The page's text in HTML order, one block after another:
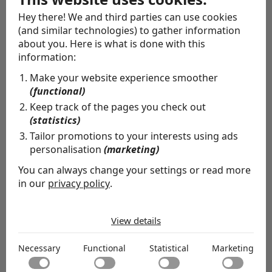
Hey there! We and third parties can use cookies
(and similar technologies) to gather information
about you. Here is what is done with this
information:
Make your website experience smoother
(functional)
Keep track of the pages you check out
(statistics)
Tailor promotions to your interests using ads
personalisation(marketing)
You can always change your settings or read more
in our privacy policy.
Necessary cookies help make a website usable by
enabling basic functions like page navigation and access
to secure areas of the website. The website cannot
Functional
Functional cookies enable a website to remember
View details
Necessary Functional Statistical Marketing
voorzitter. De gespreksleider heeft daarnaast ruime
ervaring met bewezen effectieve intervisie
methodieken in combinatie met persoonlijke kennis en
vaardigheden op het gebied van (het voorzitterschap
van) een raad van commissarissen.
Tijd
De bijeenkomsten duren ongeveer tweeënhalf uur.
Deelnemers ontvangen 2,5 PE-punt.
Wil jij investeren in je persoonlijke ontwikkeling als
bestuurder, commissaris, toezichthouder of voorzitter